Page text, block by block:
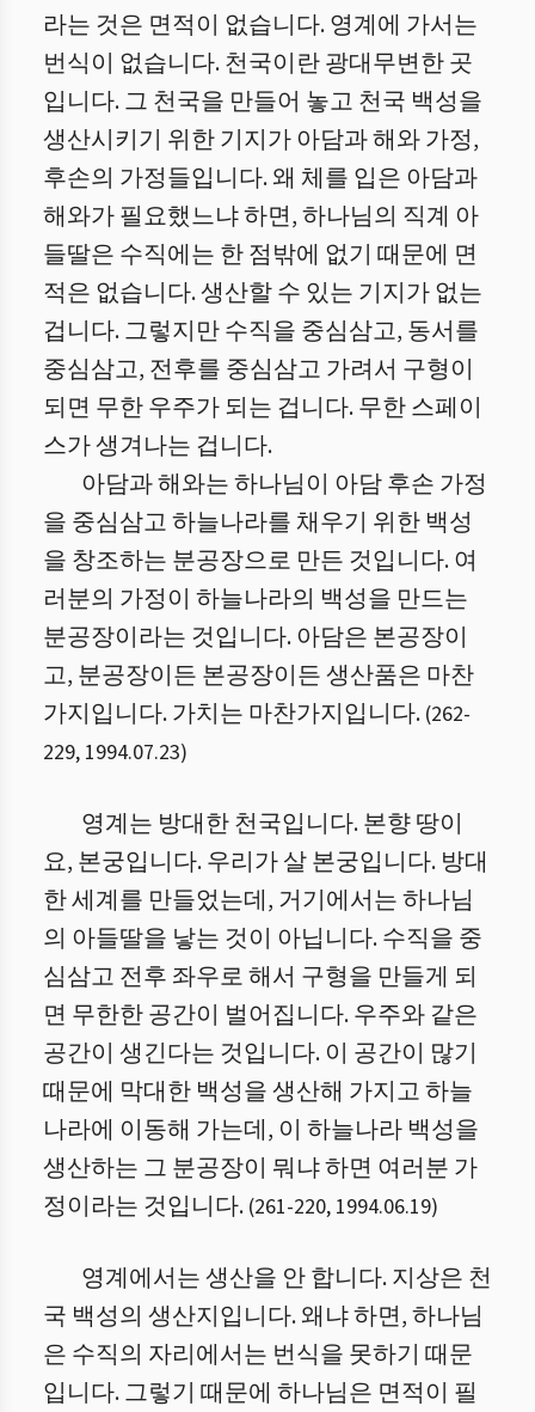
라는 것은 면적이 없습니다. 영계에 가서는
번식이 없습니다. 천국이란 광대무변한 곳
입니다. 그 천국을 만들어 놓고 천국 백성을
생산시키기 위한 기지가 아담과 해와 가정,
후손의 가정들입니다. 왜 체를 입은 아담과
해와가 필요했느냐 하면, 하나님의 직계 아
들딸은 수직에는 한 점밖에 없기 때문에 면
적은 없습니다. 생산할 수 있는 기지가 없는
겁니다. 그렇지만 수직을 중심삼고, 동서를
중심삼고, 전후를 중심삼고 가려서 구형이
되면 무한 우주가 되는 겁니다. 무한 스페이
스가 생겨나는 겁니다.
아담과 해와는 하나님이 아담 후손 가정
을 중심삼고 하늘나라를 채우기 위한 백성
을 창조하는 분공장으로 만든 것입니다. 여
러분의 가정이 하늘나라의 백성을 만드는
분공장이라는 것입니다. 아담은 본공장이
고, 분공장이든 본공장이든 생산품은 마찬
가지입니다. 가치는 마찬가지입니다. (262-
229, 1994.07.23)
영계는 방대한 천국입니다. 본향 땅이
요, 본궁입니다. 우리가 살 본궁입니다. 방대
한 세계를 만들었는데, 거기에서는 하나님
의 아들딸을 낳는 것이 아닙니다. 수직을 중
심삼고 전후 좌우로 해서 구형을 만들게 되
면 무한한 공간이 벌어집니다. 우주와 같은
공간이 생긴다는 것입니다. 이 공간이 많기
때문에 막대한 백성을 생산해 가지고 하늘
나라에 이동해 가는데, 이 하늘나라 백성을
생산하는 그 분공장이 뭐냐 하면 여러분 가
정이라는 것입니다. (261-220, 1994.06.19)
영계에서는 생산을 안 합니다. 지상은 천
국 백성의 생산지입니다. 왜냐 하면, 하나님
은 수직의 자리에서는 번식을 못하기 때문
입니다. 그렇기 때문에 하나님은 면적이 필